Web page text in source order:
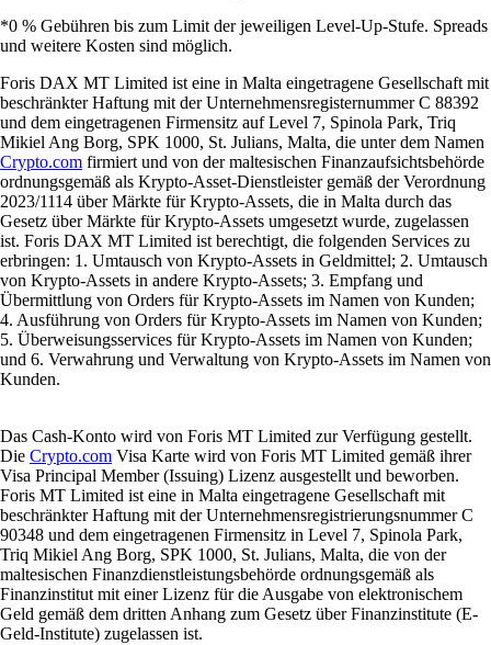
*0 % Gebühren bis zum Limit der jeweiligen Level-Up-Stufe. Spreads
und weitere Kosten sind möglich.
Foris DAX MT Limited ist eine in Malta eingetragene Gesellschaft mit
beschränkter Haftung mit der Unternehmensregisternummer C 88392
und dem eingetragenen Firmensitz auf Level 7, Spinola Park, Triq
Mikiel Ang Borg, SPK 1000, St. Julians, Malta, die unter dem Namen
Crypto.com firmiert und von der maltesischen Finanzaufsichtsbehörde
ordnungsgemäß als Krypto-Asset-Dienstleister gemäß der Verordnung
2023/1114 über Märkte für Krypto-Assets, die in Malta durch das
Gesetz über Märkte für Krypto-Assets umgesetzt wurde, zugelassen
ist. Foris DAX MT Limited ist berechtigt, die folgenden Services zu
erbringen: 1. Umtausch von Krypto-Assets in Geldmittel; 2. Umtausch
von Krypto-Assets in andere Krypto-Assets; 3. Empfang und
Übermittlung von Orders für Krypto-Assets im Namen von Kunden;
4. Ausführung von Orders für Krypto-Assets im Namen von Kunden;
5. Überweisungsservices für Krypto-Assets im Namen von Kunden;
und 6. Verwahrung und Verwaltung von Krypto-Assets im Namen von
Kunden.
Das Cash-Konto wird von Foris MT Limited zur Verfügung gestellt.
Die Crypto.com Visa Karte wird von Foris MT Limited gemäß ihrer
Visa Principal Member (Issuing) Lizenz ausgestellt und beworben.
Foris MT Limited ist eine in Malta eingetragene Gesellschaft mit
beschränkter Haftung mit der Unternehmensregistrierungsnummer C
90348 und dem eingetragenen Firmensitz in Level 7, Spinola Park,
Triq Mikiel Ang Borg, SPK 1000, St. Julians, Malta, die von der
maltesischen Finanzdienstleistungsbehörde ordnungsgemäß als
Finanzinstitut mit einer Lizenz für die Ausgabe von elektronischem
Geld gemäß dem dritten Anhang zum Gesetz über Finanzinstitute (E-
Geld-Institute) zugelassen ist.